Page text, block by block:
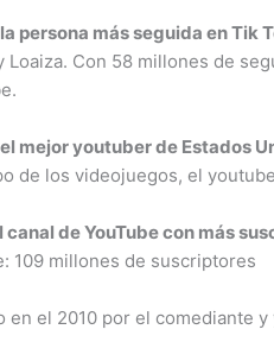
persona más seguida en Tik
Loaiza. Con 58 millones de
mejor youtuber de Estados
de los videojuegos, el
canal de YouTube con más
109 millones de suscriptores
en el 2010 por el comediante